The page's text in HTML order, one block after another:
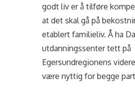
godt liv er å tilføre
at det skal gå på
etablert familieliv. Å ha
utdanningssenter tett på
Egersundregionens
være nyttig for begge